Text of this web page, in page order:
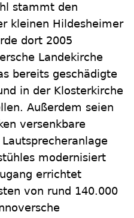
stammt den
kleinen Hildesheimer
dort 2005
Landekirche
bereits geschädigte
in der Klosterkirche
Außerdem seien
versenkbare
modernisiert
errichtet
von rund 140.000